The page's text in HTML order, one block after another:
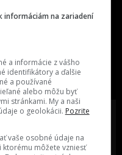
next time
na svete
Vieš o niečom zaujímavom alebo
informáciám na zariadení
a informácie z vášho
identifikátory a ďalšie
a používané
alebo môžu byť
stránkami. My a naši
o geolokácii. Pozrite
vaše osobné údaje na
môžete vzniesť